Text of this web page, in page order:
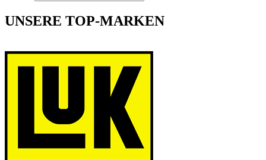
UNSERE TOP-MARKEN